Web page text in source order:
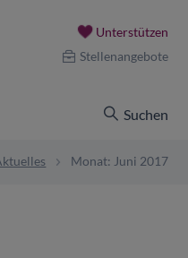
Unterstützen
Stellenangebote
Suchen
Monat: Juni 2017